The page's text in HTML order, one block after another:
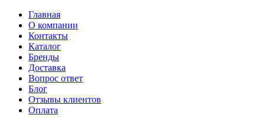
Главная
О компании
Контакты
Каталог
Бренды
Доставка
Вопрос ответ
Блог
Отзывы клиентов
Оплата